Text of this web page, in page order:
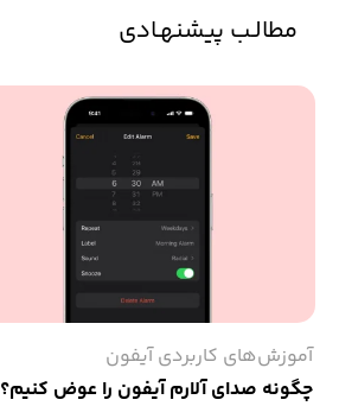
مطالـب پیشنهـادی
آموزش‌های کاربردی آیفون
چگونه صدای آلارم آیفون را عوض کنیم؟